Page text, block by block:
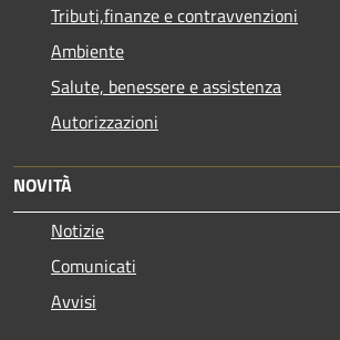
Tributi,finanze e contravvenzioni
Ambiente
Salute, benessere e assistenza
Autorizzazioni
NOVITÀ
Notizie
Comunicati
Avvisi